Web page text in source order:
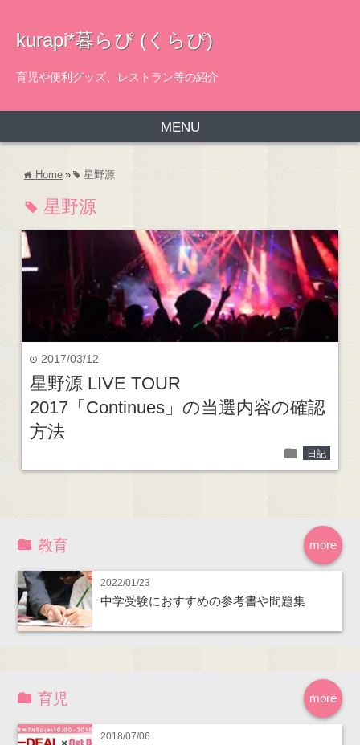
kurapi*暮らぴ (くらぴ)
育児や便利グッズ、レストラン等の紹介
MENU
home Home » tag 星野源
tag 星野源
time 2017/03/12
星野源 LIVE TOUR
2017「Continues」の当選内容の確認
方法
folder 日記
more
教育
2022/01/23
中学受験におすすめの参考書や問題集
more
育児
2018/07/06